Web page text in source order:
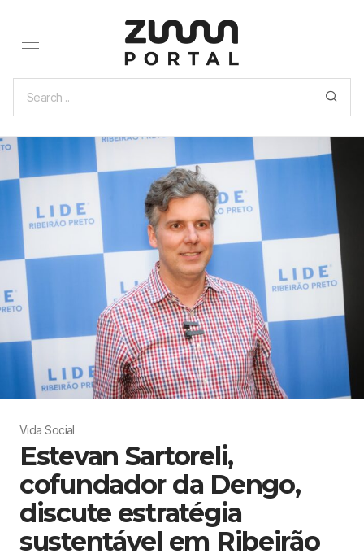
Vida Social
Estevan Sartoreli,
cofundador da Dengo,
discute estratégia
sustentável em Ribeirão